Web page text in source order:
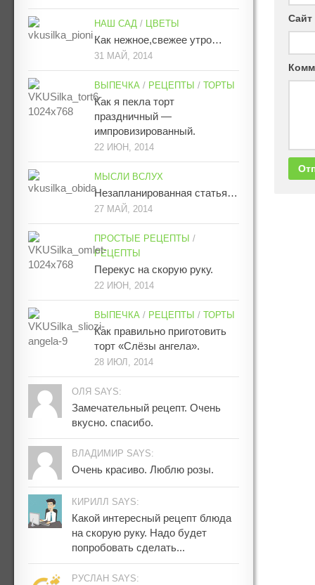
Сайт
НАШ САД / ЦВЕТЫ
Как нежное,свежее утро…
31 МАЙ, 2014
ВЫПЕЧКА / РЕЦЕПТЫ / ТОРТЫ
Как я пекла торт
праздничный —
импровизированный.
22 ИЮН, 2014
МЫСЛИ ВСЛУХ
Незапланированная статья…
27 МАЙ, 2014
ПРОСТЫЕ РЕЦЕПТЫ /
РЕЦЕПТЫ
Перекус на скорую руку.
22 ИЮН, 2014
ВЫПЕЧКА / РЕЦЕПТЫ / ТОРТЫ
Как правильно приготовить
торт «Слёзы ангела».
28 ИЮЛ, 2014
ОЛЯ SAYS:
Замечательный рецепт. Очень
вкусно. спасибо.
ВЛАДИМИР SAYS:
Очень красиво. Люблю розы.
КИРИЛЛ SAYS:
Какой интересный рецепт блюда
на скорую руку. Надо будет
попробовать сделать...
РУСЛАН SAYS: